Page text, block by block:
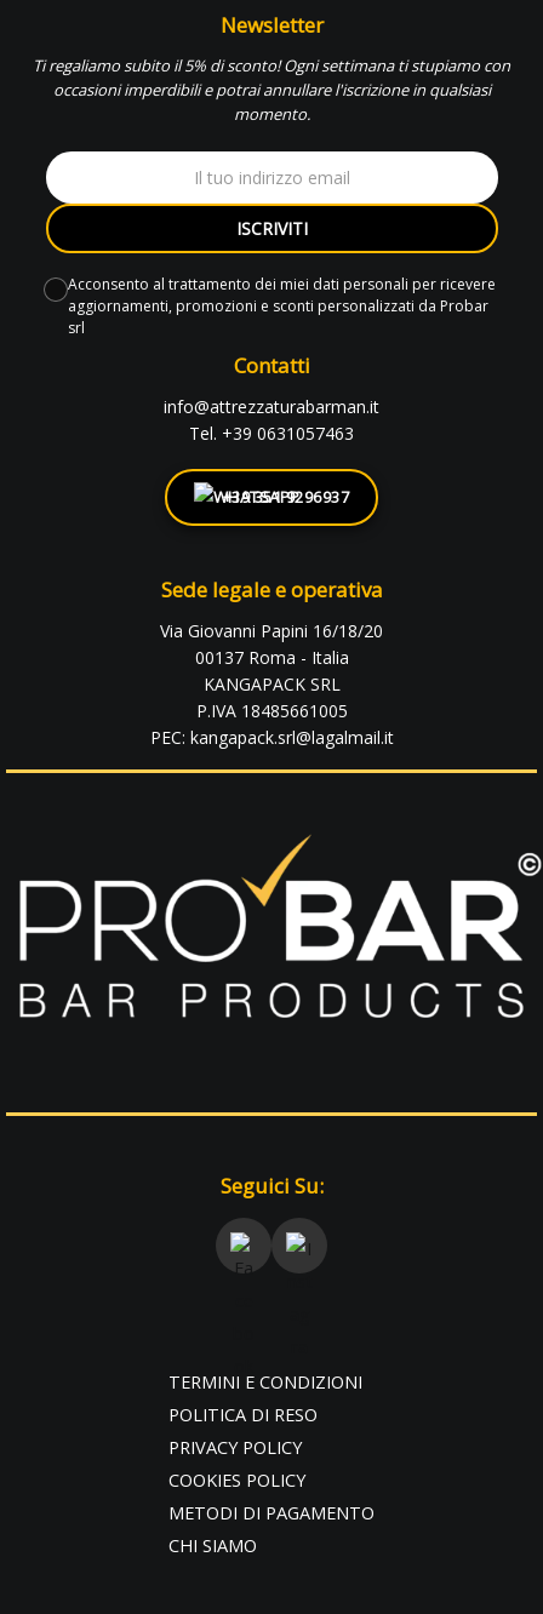
Newsletter
Ti regaliamo subito il 5% di sconto! Ogni settimana ti stupiamo con
occasioni imperdibili e potrai annullare l'iscrizione in qualsiasi
momento.
ISCRIVITI
Acconsento al trattamento dei miei dati personali per ricevere
aggiornamenti, promozioni e sconti personalizzati da Probar
srl
Contatti
info@attrezzaturabarman.it
Tel. +39 0631057463
+39 351 9296937
Sede legale e operativa
Via Giovanni Papini 16/18/20
00137 Roma - Italia
KANGAPACK SRL
P.IVA 18485661005
PEC: kangapack.srl@lagalmail.it
Seguici Su:
TERMINI E CONDIZIONI
POLITICA DI RESO
PRIVACY POLICY
COOKIES POLICY
METODI DI PAGAMENTO
CHI SIAMO